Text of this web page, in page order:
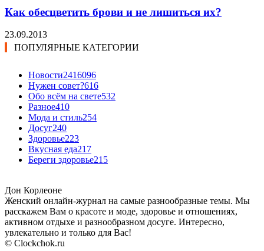
Как обесцветить брови и не лишиться их?
23.09.2013
ПОПУЛЯРНЫЕ КАТЕГОРИИ
Новости2416096
Нужен совет?616
Обо всём на свете532
Разное410
Мода и стиль254
Досуг240
Здоровье223
Вкусная еда217
Береги здоровье215
Дон Корлеоне
Женский онлайн-журнал на самые разнообразные темы. Мы
расскажем Вам о красоте и моде, здоровье и отношениях,
активном отдыхе и разнообразном досуге. Интересно,
увлекательно и только для Вас!
© Clockchok.ru